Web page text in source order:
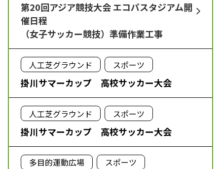
第20回アジア競技大会 エコパスタジアム開
催日程
（女子サッカー競技）準備作業工事
人工芝グラウンド スポーツ
掛川サマーカップ 高校サッカー大会
人工芝グラウンド スポーツ
掛川サマーカップ 高校サッカー大会
多目的運動広場 スポーツ